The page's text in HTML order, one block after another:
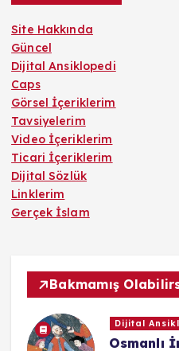
Site Hakkında
Güncel
Dijital Ansiklopedi
Caps
Görsel İçeriklerim
Tavsiyelerim
Video İçeriklerim
Ticari İçeriklerim
Dijital Sözlük
Linklerim
Gerçek İslam
Bakmamış
Dijital
Osmanlı